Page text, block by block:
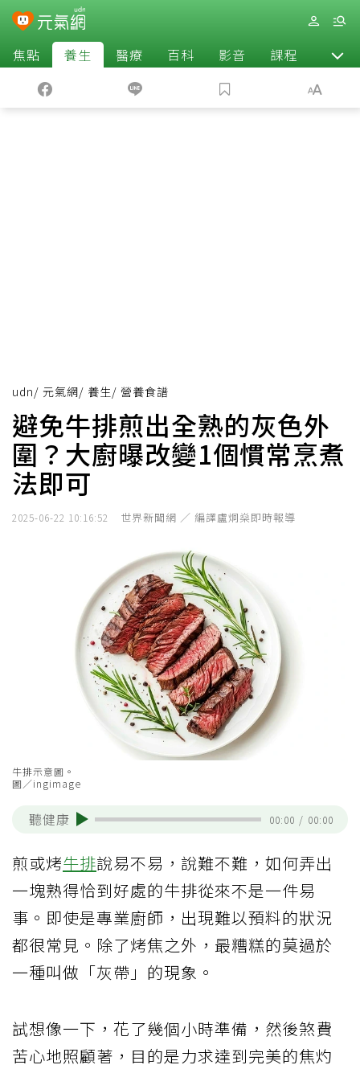
焦點 養生 醫療 百科 影音 課程 退休
udn/ 元氣網/ 養生/ 營養食譜
避免牛排煎出全熟的灰色外
圍？大廚曝改變1個慣常烹煮
法即可
2025-06-22 10:16:52 世界新聞網 ／ 編譯盧炯燊即時報導
牛排示意圖。
圖／ingimage
聽健康 00:00 / 00:00
煎或烤牛排說易不易，說難不難，如何弄出
一塊熟得恰到好處的牛排從來不是一件易
事。即使是專業廚師，出現難以預料的狀況
都很常見。除了烤焦之外，最糟糕的莫過於
一種叫做「灰帶」的現象。
試想像一下，花了幾個小時準備，然後煞費
苦心地照顧著，目的是力求達到完美的焦灼